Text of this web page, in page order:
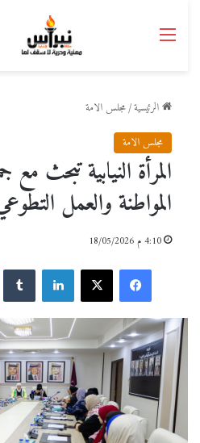
القائمة
الرئيسية/مجلس الامة
مجلس الامة
المرأة النيابية تبحث
المواطنة والعمل
4:10 م 18/05/2026
فيسبوك ‫X لينكدإن